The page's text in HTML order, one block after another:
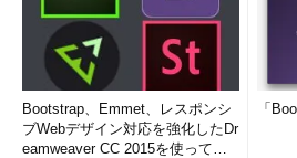
Bootstrap、Emmet、レスポンシ
ブWebデザイン対応を強化したDr
eamweaver CC 2015を使って
「